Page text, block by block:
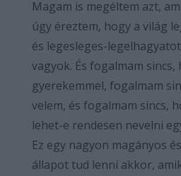
Magam is megéltem azt,
úgy éreztem, hogy a világ
és legesleges-
vagyok. És fogalmam sincs,
gyerekemmel, fogalmam
velem, és fogalmam sincs,
lehet-e rendesen nevelni
Ez egy nagyon magányos
állapot tud lenni akkor,